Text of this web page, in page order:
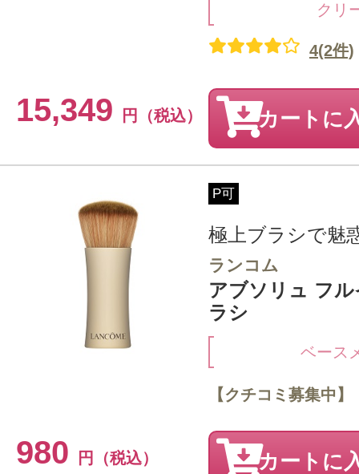
クリ
15,349 円（税込）
4(2件)
カートに
P可
極上ブラシで魅
ランコム
アブソリュ フ
ラシ
ベース
980 円（税込）
【クチコミ募集中】
カートに